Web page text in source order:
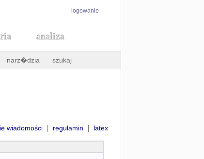
logowanie
analiza
narz�dzia szukaj
wiadomości | regulamin | latex